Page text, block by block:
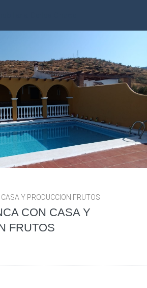
Y PRODUCCION FRUTOS
CON CASA Y
FRUTOS